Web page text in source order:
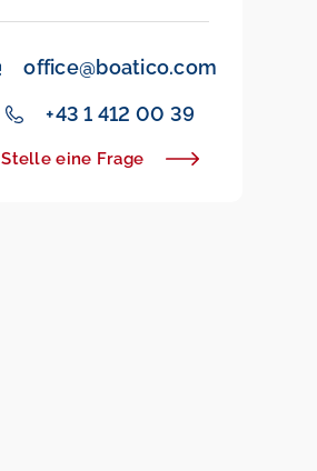
office@boatico.com
+43 1 412 00 39
Stelle eine Frage